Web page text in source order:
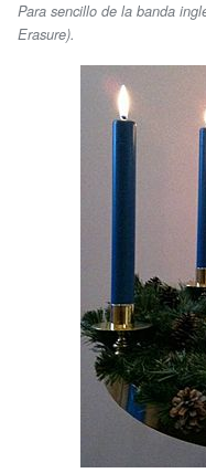
Para sencillo de la banda
Erasure).